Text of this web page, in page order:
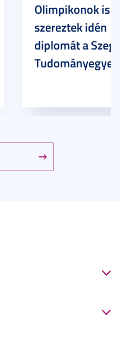
Olimpikonok is
szereztek idén
diplomát a